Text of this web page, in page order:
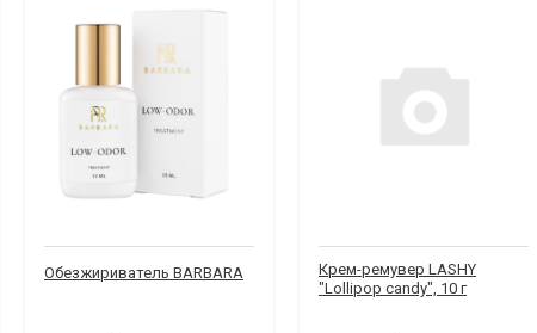
Обезжириватель BARBARA
Крем-ремувер LASHY
"Lollipop candy", 10 г